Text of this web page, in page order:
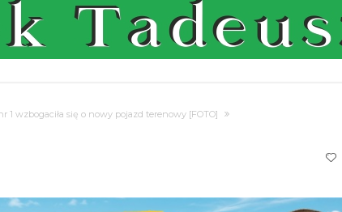
1 wzbogaciła się o nowy pojazd terenowy [FOTO]